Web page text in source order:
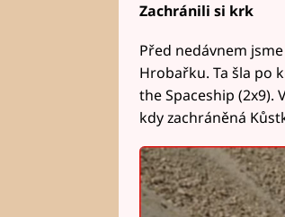
Zachránili si krk
Před nedávnem
Hrobařku. Ta šla po
the Spaceship (2x9).
kdy zachráněná